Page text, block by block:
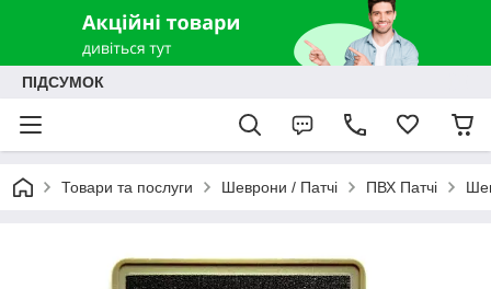
ПІДСУМОК
Товари та послуги Шеврони / Патчі ПВХ Патчі